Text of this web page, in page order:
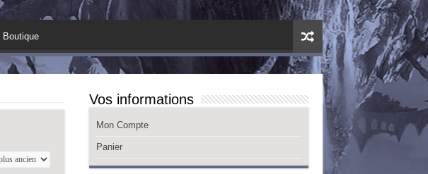
Boutique
Vos informations
Mon Compte
Panier